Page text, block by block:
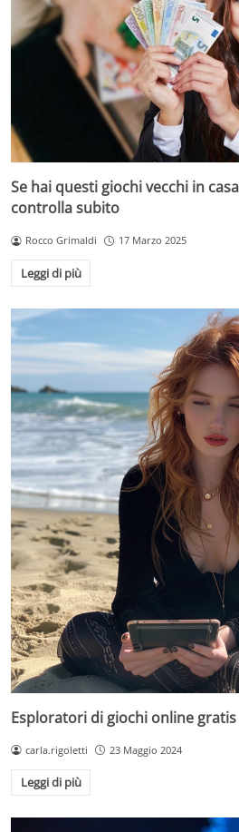
Se hai questi giochi vecchi in
controlla subito
Rocco Grimaldi 17 Marzo 2025
Leggi di più
Esploratori di giochi online gratis
carla.rigoletti 23 Maggio 2024
Leggi di più